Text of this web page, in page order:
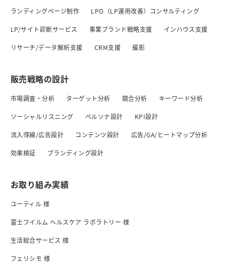
ランディングページ制作 LPO（LP運用改善）コンサルティング
LP/サイト診断サービス 事業ブランド戦略支援 インハウス支援
リサーチ/データ解析支援 CRM支援 撮影
販売戦略の設計
市場調査・分析 ターゲット分析 競合分析 キーワード分析
ソーシャルリスニング ペルソナ設計 KPI設計
流入導線/広告設計 コンテンツ設計 広告/GA/ヒートマップ分析
効果検証 ブランディング設計
お取り組み実績
ユーティル 様
富士フイルム ヘルスケア ラボラトリー 様
生活総合サービス 様
フェリシモ 様